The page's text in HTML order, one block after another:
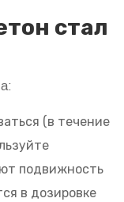
стал
(в течение
подвижность
в дозировке